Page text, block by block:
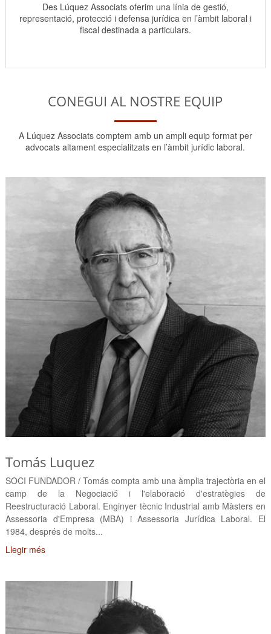
Des Lúquez Associats oferim una línia de gestió,
representació, protecció i defensa jurídica en l’àmbit laboral i
fiscal destinada a particulars.
CONEGUI AL NOSTRE EQUIP
A Lúquez Associats comptem amb un ampli equip format per
advocats altament especialitzats en l’àmbit jurídic laboral.
Tomás Luquez
SOCI FUNDADOR / Tomás compta amb una àmplia trajectòria en el
camp de la Negociació i l'elaboració d'estratègies de
Reestructuració Laboral. Enginyer tècnic Industrial amb Màsters en
Assessoria d'Empresa (MBA) i Assessoria Jurídica Laboral. El
1984, després de molts...
Llegir més